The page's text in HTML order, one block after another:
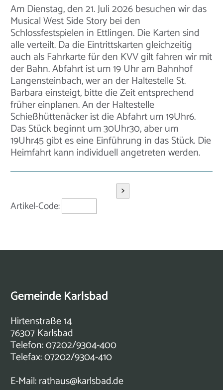
Am Dienstag, den 21. Juli 2026 besuchen wir das
Musical West Side Story bei den
Schlossfestspielen in Ettlingen. Die Karten sind
alle verteilt. Da die Eintrittskarten gleichzeitig
auch als Fahrkarte für den KVV gilt fahren wir mit
der Bahn. Abfahrt ist um 19 Uhr am Bahnhof
Langensteinbach, wer an der Haltestelle St.
Barbara einsteigt, bitte die Zeit entsprechend
früher einplanen. An der Haltestelle
Schießhüttenäcker ist die Abfahrt um 19Uhr6.
Das Stück beginnt um 30Uhr30, aber um
19Uhr45 gibt es eine Einführung in das Stück. Die
Heimfahrt kann individuell angetreten werden.
Artikel-Code:
>
Gemeinde Karlsbad
Hirtenstraße 14
76307 Karlsbad
Telefon: 07202/9304-400
Telefax: 07202/9304-410
E-Mail:rathaus@karlsbad.de